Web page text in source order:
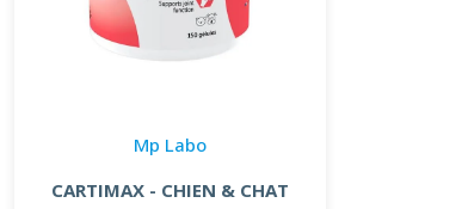
Mp Labo
CARTIMAX - CHIEN & CHAT